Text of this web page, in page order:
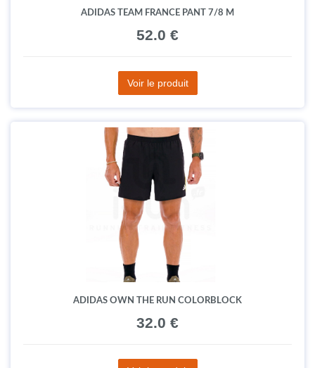
ADIDAS TEAM FRANCE PANT 7/8 M
52.0 €
Voir le produit
ADIDAS OWN THE RUN COLORBLOCK
32.0 €